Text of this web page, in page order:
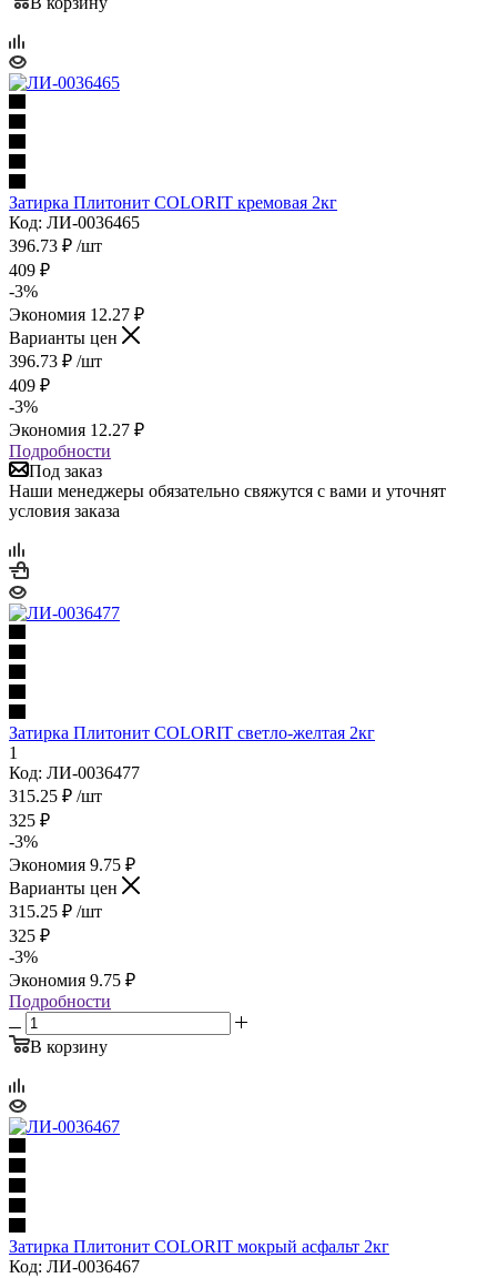
Затирка Плитонит COLORIT кремовая 2кг
Код: ЛИ-0036465
396.73 ₽ /шт
409 ₽
-3%
Экономия 12.27 ₽
Варианты цен
396.73 ₽ /шт
409 ₽
-3%
Экономия 12.27 ₽
Подробности
Под заказ
Наши менеджеры обязательно свяжутся с вами и уточнят
условия заказа
Затирка Плитонит COLORIT светло-желтая 2кг
1
Код: ЛИ-0036477
315.25 ₽ /шт
325 ₽
-3%
Экономия 9.75 ₽
Варианты цен
315.25 ₽ /шт
325 ₽
-3%
Экономия 9.75 ₽
Подробности
В корзину
Затирка Плитонит COLORIT мокрый асфальт 2кг
Код: ЛИ-0036467